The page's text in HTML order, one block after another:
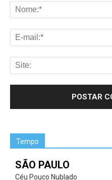
Tempo
SÃO PAULO
Céu Pouco Nublado